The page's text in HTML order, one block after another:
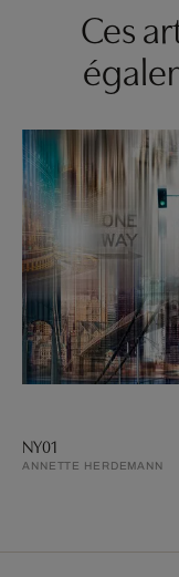
Ces
NY01
ANNETTE HERDEMANN